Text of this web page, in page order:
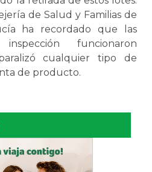
de Salud y Familias de
ha recordado que las
funcionaron
cualquier tipo de
de producto.